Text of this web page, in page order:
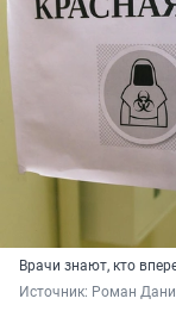
Врачи знают, кто
Источник: Роман